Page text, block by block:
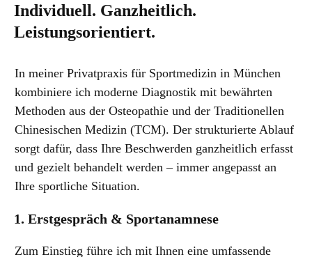
Individuell. Ganzheitlich.
Leistungsorientiert.
In meiner Privatpraxis für Sportmedizin in München
kombiniere ich moderne Diagnostik mit bewährten
Methoden aus der Osteopathie und der Traditionellen
Chinesischen Medizin (TCM). Der strukturierte Ablauf
sorgt dafür, dass Ihre Beschwerden ganzheitlich erfasst
und gezielt behandelt werden – immer angepasst an
Ihre sportliche Situation.
1. Erstgespräch & Sportanamnese
Zum Einstieg führe ich mit Ihnen eine umfassende